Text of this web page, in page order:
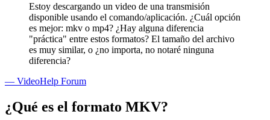
Estoy descargando un video de una transmisión
disponible usando el comando/aplicación. ¿Cuál opción
es mejor: mkv o mp4? ¿Hay alguna diferencia
"práctica" entre estos formatos? El tamaño del archivo
es muy similar, o ¿no importa, no notaré ninguna
diferencia?
— VideoHelp Forum
¿Qué es el formato MKV?